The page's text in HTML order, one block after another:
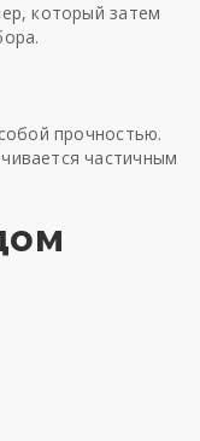
который затем
прочностью.
частичным